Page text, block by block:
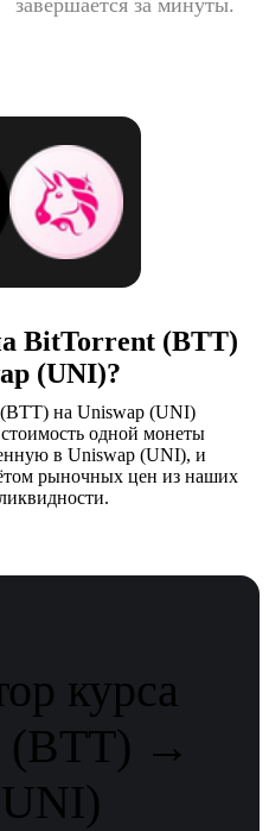
завершается за минуты.
BitTorrent (BTT)
(UNI)?
на Uniswap (UNI)
одной монеты
в Uniswap (UNI), и
рыночных цен из наших
курса
(BTT) →